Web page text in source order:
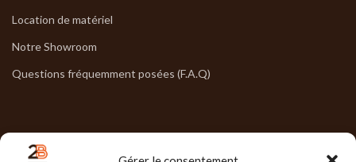
Location de matériel
Notre Showroom
Questions fréquemment posées (F.A.Q)
NOS HORAIRES